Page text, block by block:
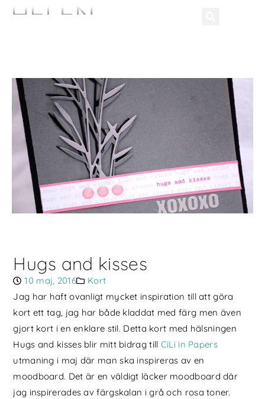
Hugs and kisses
10 maj, 2016
Kort
Jag har haft ovanligt mycket inspiration till att göra
kort ett tag, jag har både kladdat med färg men även
gjort kort i en enklare stil. Detta kort med hälsningen
Hugs and kisses blir mitt bidrag till CiLi in Papers
utmaning i maj där man ska inspireras av en
moodboard. Det är en väldigt läcker moodboard där
jag inspirerades av färgskalan i grå och rosa toner.